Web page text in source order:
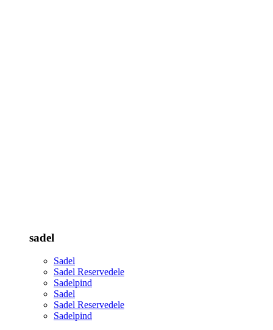
sadel
Sadel
Sadel Reservedele
Sadelpind
Sadel
Sadel Reservedele
Sadelpind